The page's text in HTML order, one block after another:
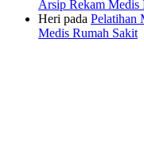
Arsip Rekam Medis
Heri pada Pelatihan
Medis Rumah Sakit